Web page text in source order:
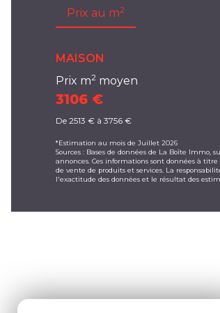
Prix au m2
MAISON
Prix m2 moyen
3106 €
De 2513 € à 3756 €
*Estimation au mois de Juillet 2026
Sources : Bases de données de La Boîte Immo,
annonces. Ces informations sont données à
de vente de produits et services. La
l'exactitude des données et le résultat des